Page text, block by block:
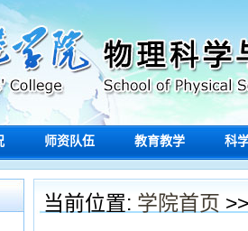
师资队伍 教育教学 科
当前位置: 学院首页